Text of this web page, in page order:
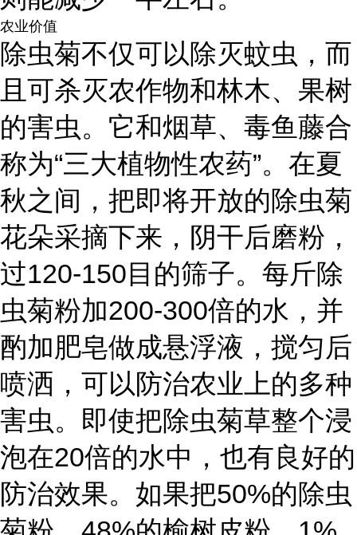
农业价值
除虫菊不仅可以除灭蚊虫，而
且可杀灭农作物和林木、果树
的害虫。它和烟草、毒鱼藤合
称为“三大植物性农药”。在夏
秋之间，把即将开放的除虫菊
花朵采摘下来，阴干后磨粉，
过120-150目的筛子。每斤除
虫菊粉加200-300倍的水，并
酌加肥皂做成悬浮液，搅匀后
喷洒，可以防治农业上的多种
害虫。即使把除虫菊草整个浸
泡在20倍的水中，也有良好的
防治效果。如果把50%的除虫